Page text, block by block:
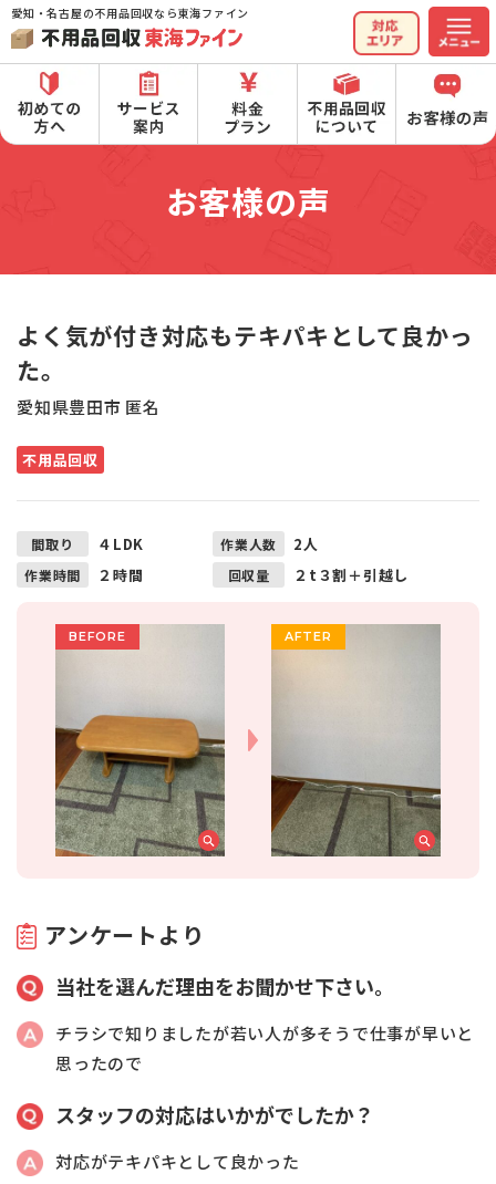
愛知・名古屋の不用品回収なら東海ファイン
お客様の声
よく気が付き対応もテキパキとして良かっ
た。
愛知県豊田市 匿名
不用品回収
間取り ４LDK 作業人数 2人
作業時間 ２時間 回収量 ２t３割＋引越し
アンケートより
当社を選んだ理由をお聞かせ下さい。
チラシで知りましたが若い人が多そうで仕事が早いと
思ったので
スタッフの対応はいかがでしたか？
対応がテキパキとして良かった